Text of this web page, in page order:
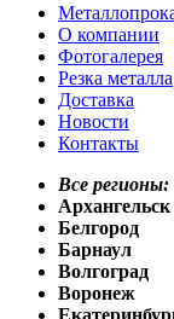
О компании
Фотогалерея
Резка металла
Доставка
Новости
Контакты
Все регионы:
Архангельск
Белгород
Барнаул
Волгоград
Воронеж